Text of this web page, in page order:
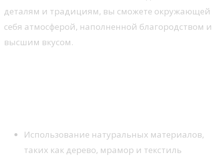
деталям и традициям, вы сможете окружающей
себя атмосферой, наполненной благородством и
высшим вкусом.
Использование натуральных материалов,
таких как дерево, мрамор и текстиль